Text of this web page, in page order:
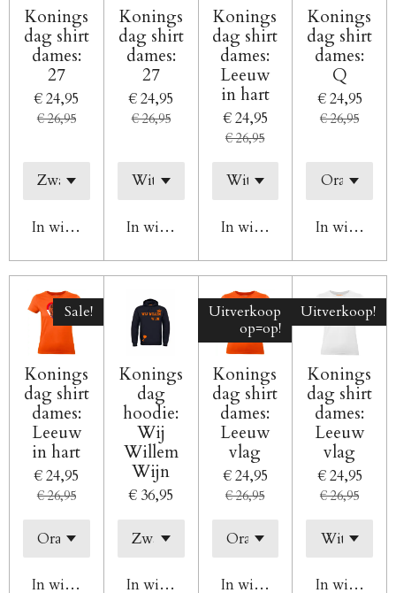
Konings
dag shirt
dames:
27
€ 24,95
€ 26,95
In winkelwagen
Konings
dag shirt
dames:
27
€ 24,95
€ 26,95
In winkelwagen
Konings
dag shirt
dames:
Leeuw
in hart
€ 24,95
€ 26,95
In winkelwagen
Konings
dag shirt
dames:
Q
€ 24,95
€ 26,95
In
Sale!
Konings
dag shirt
dames:
Leeuw
in hart
€ 24,95
€ 26,95
In winkelwagen
Konings
dag
hoodie:
Wij
Willem
Wijn
€ 36,95
In winkelwagen
Uitverkoop
op=op!
Konings
dag shirt
dames:
Leeuw
vlag
€ 24,95
€ 26,95
In winkelwagen
Uitverkoop!
Konings
dag shirt
dames:
Leeuw
vlag
€ 24,95
€ 26,95
In